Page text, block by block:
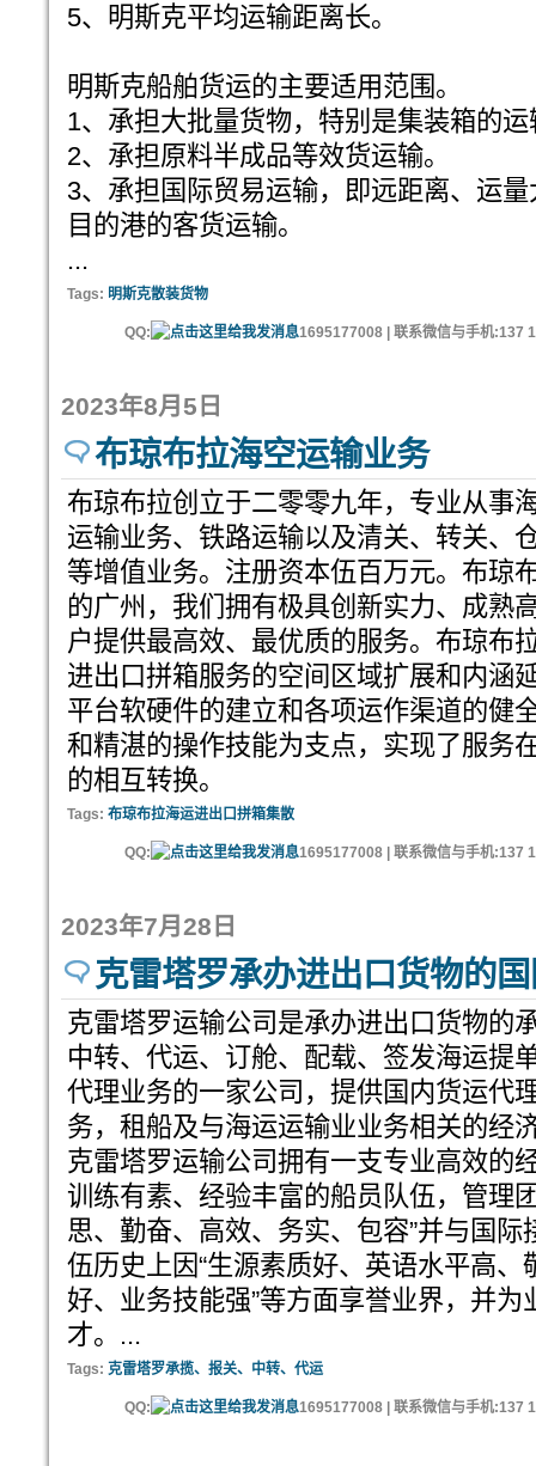
5、明斯克平均运输距离长。
明斯克船舶货运的主要适用范围。
1、承担大批量货物，特别是集装箱的
2、承担原料半成品等效货运输。
3、承担国际贸易运输，即远距离、运
目的港的客货运输。
...
Tags: 明斯克散装货物
QQ: 1695177008 | 联系微信与手机:137
2023年8月5日
布琼布拉海空运输业务
布琼布拉创立于二零零九年，专业从事
运输业务、铁路运输以及清关、转关、
等增值业务。注册资本伍百万元。布琼
的广州，我们拥有极具创新实力、成熟
户提供最高效、最优质的服务。布琼布
进出口拼箱服务的空间区域扩展和内涵
平台软硬件的建立和各项运作渠道的健
和精湛的操作技能为支点，实现了服务
的相互转换。
Tags: 布琼布拉海运进出口拼箱集散
QQ: 1695177008 | 联系微信与手机:137
2023年7月28日
克雷塔罗承办进出口货物的
克雷塔罗运输公司是承办进出口货物的
中转、代运、订舱、配载、签发海运提
代理业务的一家公司，提供国内货运代
务，租船及与海运运输业业务相关的经
克雷塔罗运输公司拥有一支专业高效的
训练有素、经验丰富的船员队伍，管理
思、勤奋、高效、务实、包容”并与国
伍历史上因“生源素质好、英语水平高
好、业务技能强”等方面享誉业界，并
才。...
Tags: 克雷塔罗承揽、报关、中转、代运
QQ: 1695177008 | 联系微信与手机:137